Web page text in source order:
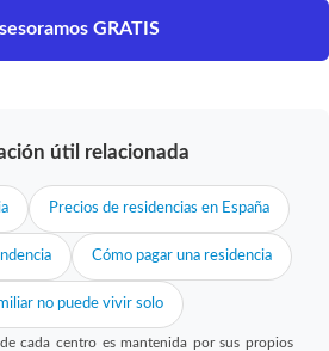
GRATIS
útil relacionada
Precios de residencias en España
Cómo pagar una residencia
no puede vivir solo
cada centro es mantenida por sus propios